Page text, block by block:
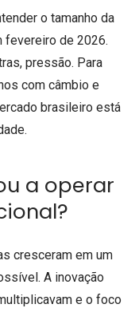
o tamanho da
fevereiro de 2026.
pressão. Para
com câmbio e
brasileiro está
a operar
cresceram em um
A inovação
e o foco